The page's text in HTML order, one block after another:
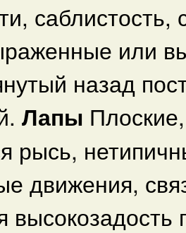
или
назад
Лапы
рысь,
движения,